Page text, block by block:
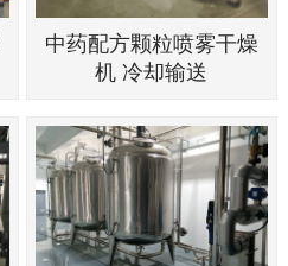
中药配方颗粒喷雾干燥
机 冷却输送